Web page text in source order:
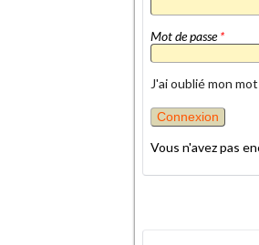
Mot de passe*
J'ai oublié mon
Vous n'avez pas